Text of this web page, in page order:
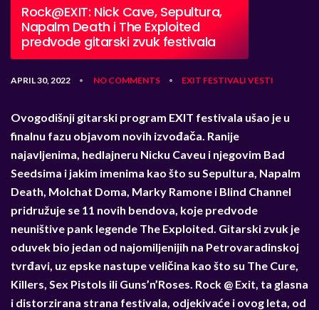
Rock@EXIT: Nick Cave, Sepultura,
Napalm Death i The Exploited
predvode gitarski zvuk festivala
APRIL 30, 2022 • NO COMMENTS • EXIT FESTIVALI VESTI
Ovogodišnji gitarski program EXIT festivala ušao je u
finalnu fazu objavom novih izvođača. Ranije
najavljenima, hedlajneru Nicku Caveu i njegovim Bad
Seedsima i jakim imenima kao što su Sepultura, Napalm
Death, Molchat Doma, Marky Ramone i Blind Channel
pridružuje se 11 novih bendova, koje predvode
neuništive pank legende The Exploited. Gitarski zvuk je
oduvek bio jedan od najomiljenijih na Petrovaradinskoj
tvrđavi, uz epske nastupe veličina kao što su The Cure,
Killers, Sex Pistols ili Guns’n’Roses. Rock @ Exit, ta glasna
i distorzirana strana festivala, odjekivaće i ovog leta, od